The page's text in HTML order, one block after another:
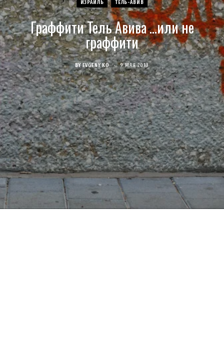
k a
m
e
r
)
s
t
ИЗРАИЛЬ ТЕЛЬ-АВИВ
Граффити Тель Авива …или не
граффити
BY EVGENY KO 9 МАЯ 2013